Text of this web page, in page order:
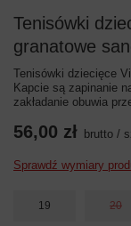
Tenisówki
granatowe
Tenisówki dziecięce
Kapcie są zapinanie
zakładanie obuwia
56,00 zł brutto /
Sprawdź wymiary
19 20